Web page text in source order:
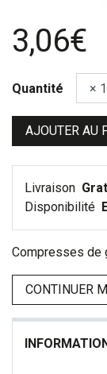
3,06€
Quantité
AJOUTER AU
Livraison
Disponibilité
Compresses de
CONTINUER